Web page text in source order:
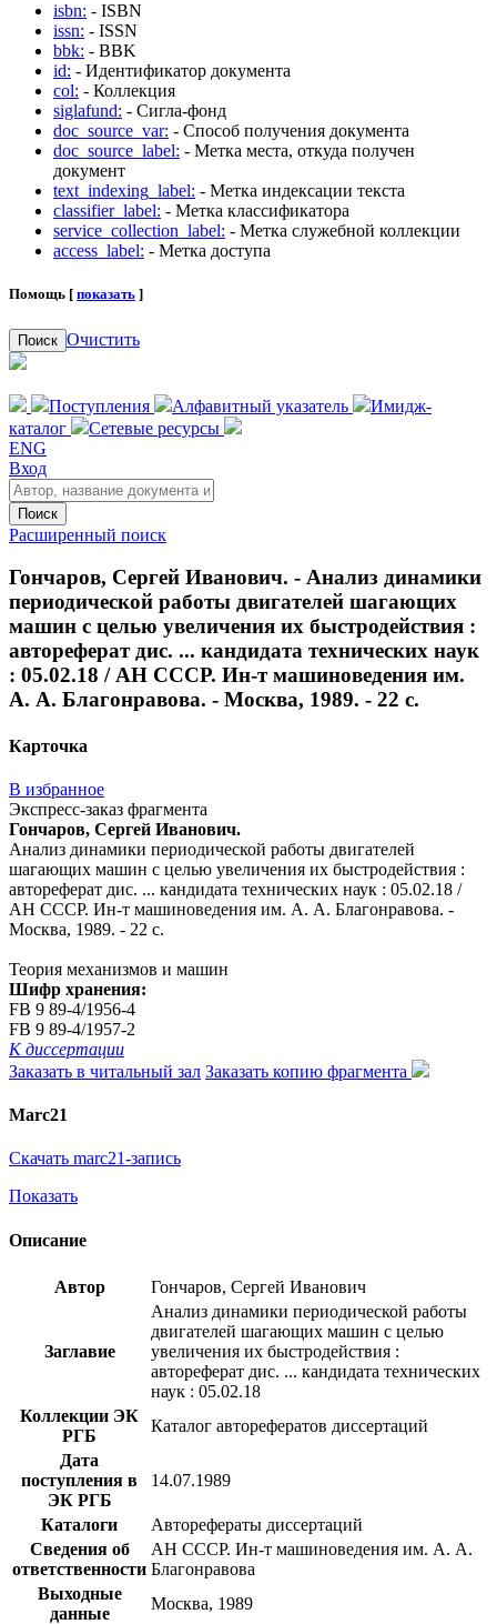
isbn: - ISBN
issn: - ISSN
bbk: - BBK
id: - Идентификатор документа
col: - Коллекция
siglafund: - Сигла-фонд
doc_source_var: - Способ получения документа
doc_source_label: - Метка места, откуда получен
документ
text_indexing_label: - Метка индексации текста
classifier_label: - Метка классификатора
service_collection_label: - Метка служебной коллекции
access_label: - Метка доступа
Помощь [ показать ]
Поиск Очистить
Поступления Алфавитный указатель
Имидж-
каталог
Сетевые ресурсы
ENG
Вход
Поиск
Расширенный поиск
Гончаров, Сергей Иванович. - Анализ динамики
периодической работы двигателей шагающих
машин с целью увеличения их быстродействия :
автореферат дис. ... кандидата технических наук
: 05.02.18 / АН СССР. Ин-т машиноведения им.
А. А. Благонравова. - Москва, 1989. - 22 с.
Карточка
В избранное
Экспресс-заказ фрагмента
Гончаров, Сергей Иванович.
Анализ динамики периодической работы двигателей
шагающих машин с целью увеличения их быстродействия :
автореферат дис. ... кандидата технических наук : 05.02.18 /
АН СССР. Ин-т машиноведения им. А. А. Благонравова. -
Москва, 1989. - 22 с.
Теория механизмов и машин
Шифр хранения:
FB 9 89-4/1956-4
FB 9 89-4/1957-2
К диссертации
Заказать в читальный зал Заказать копию фрагмента
Marc21
Скачать marc21-запись
Показать
Описание
Автор Гончаров, Сергей Иванович
Заглавие
Анализ динамики периодической работы
двигателей шагающих машин с целью
увеличения их быстродействия :
автореферат дис. ... кандидата технических
наук : 05.02.18
Коллекции ЭК
РГБ
Каталог авторефератов диссертаций
Дата
поступления в
ЭК РГБ
14.07.1989
Каталоги
Авторефераты диссертаций
Сведения об
ответственности
АН СССР. Ин-т машиноведения им. А. А.
Благонравова
Выходные
данные
Москва, 1989